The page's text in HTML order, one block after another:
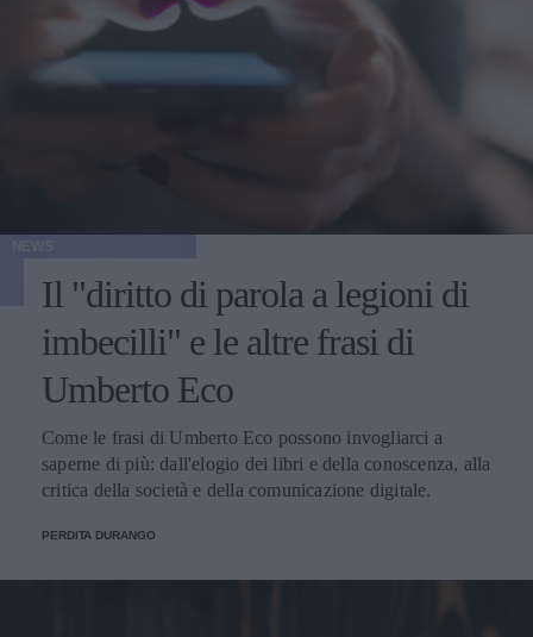
Il "diritto di parola a legioni di
imbecilli" e le altre frasi di
Umberto Eco
Come le frasi di Umberto Eco possono invogliarci a
saperne di più: dall'elogio dei libri e della conoscenza, alla
critica della società e della comunicazione digitale.
PERDITA DURANGO